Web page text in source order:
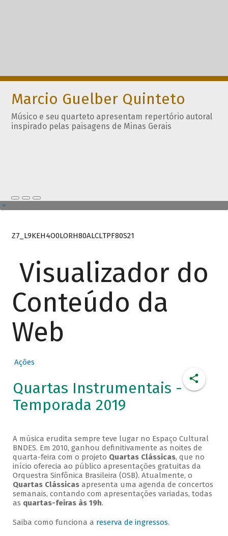
Marcio Guelber Quinteto
Músico e seu quarteto apresentam repertório autoral
inspirado pelas paisagens de Minas Gerais
Z7_L9KEH4O0LORH80ALCLTPF80S21
Visualizador do
Conteúdo da
Web
Ações
Quartas Instrumentais -
Temporada 2019
A música erudita sempre teve lugar no Espaço Cultural
BNDES. Em 2010, ganhou definitivamente as noites de
quarta-feira com o projeto Quartas Clássicas, que no
início oferecia ao público apresentações gratuitas da
Orquestra Sinfônica Brasileira (OSB). Atualmente, o
Quartas Clássicasapresenta uma agenda de concertos
semanais, contando com apresentações variadas, todas
as quartas-feiras às 19h.
Saiba como funciona a reserva de ingressos.